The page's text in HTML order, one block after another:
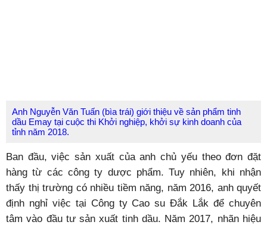
Anh Nguyễn Văn Tuấn (bìa trái) giới thiệu về sản phẩm tinh
dầu Emay tại cuộc thi Khởi nghiệp, khởi sự kinh doanh của
tỉnh năm 2018.
Ban đầu, việc sản xuất của anh chủ yếu theo đơn đặt
hàng từ các công ty dược phẩm. Tuy nhiên, khi nhận
thấy thị trường có nhiều tiềm năng, năm 2016, anh quyết
định nghỉ việc tại Công ty Cao su Đắk Lắk để chuyên
tâm vào đầu tư sản xuất tinh dầu. Năm 2017, nhãn hiệu